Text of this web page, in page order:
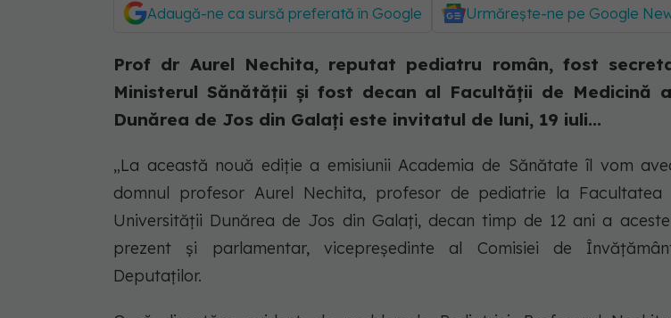
Adaugă-ne ca sursă preferată în Google Urmărește-ne pe Google
Prof dr Aurel Nechita, reputat pediatru român, fost
Ministerul Sănătății și fost decan al Facultății de Medicină
Dunărea de Jos din Galați este invitatul de luni, 19 iuli...
„La această nouă ediție a emisiunii Academia de Sănătate îl vom
domnul profesor Aurel Nechita, profesor de pediatrie la Facultatea
Universității Dunărea de Jos din Galați, decan timp de 12 ani a
prezent și parlamentar, vicepreședinte al Comisiei de
Deputaților.